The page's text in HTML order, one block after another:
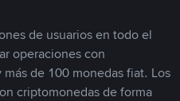
de usuarios en todo el
operaciones con
de 100 monedas fiat. Los
criptomonedas de forma